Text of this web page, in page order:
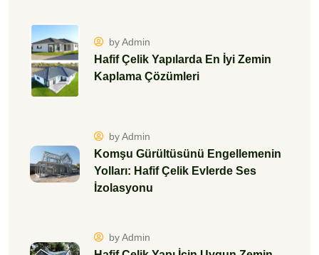
by Admin
Hafif Çelik Yapılarda En İyi Zemin
Kaplama Çözümleri
by Admin
Komşu Gürültüsünü Engellemenin
Yolları: Hafif Çelik Evlerde Ses
İzolasyonu
by Admin